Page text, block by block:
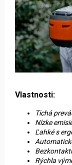
Vlastnosti:
Tichá
Nízke
Ľahké s
Rýchla